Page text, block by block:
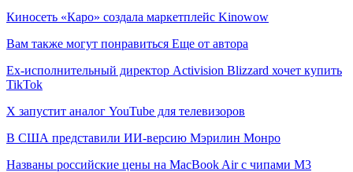
Киносеть «Каро» создала маркетплейс Kinowow
Вам также могут понравиться Еще от автора
Ex-исполнительный директор Activision Blizzard хочет купить
TikTok
X запустит аналог YouTube для телевизоров
В США представили ИИ-версию Мэрилин Монро
Названы российские цены на MacBook Air с чипами M3